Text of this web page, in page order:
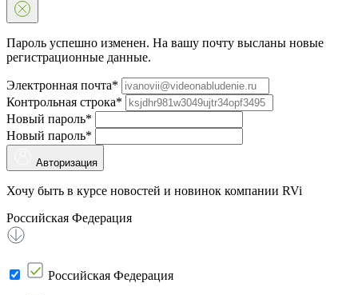
Пароль успешно изменен. На вашу почту высланы новые
регистрационные данные.
Электронная почта*
Контрольная строка*
Новый пароль*
Новый пароль*
Авторизация
Хочу быть в курсе новостей и новинок компании RVi
Российская Федерация
Российская Федерация